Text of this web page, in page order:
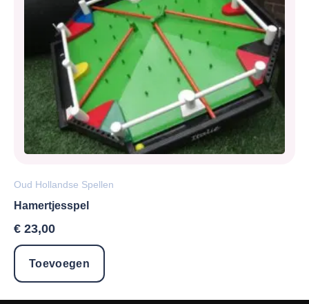
Oud Hollandse Spellen
Hamertjesspel
€ 23,00
Toevoegen